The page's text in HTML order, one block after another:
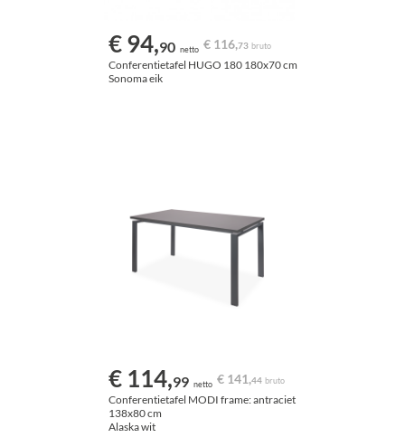
€ 94,90 netto € 116,73 bruto
Conferentietafel HUGO 180 180x70 cm
Sonoma eik
€ 114,99 netto € 141,44 bruto
Conferentietafel MODI frame: antraciet
138x80 cm
Alaska wit